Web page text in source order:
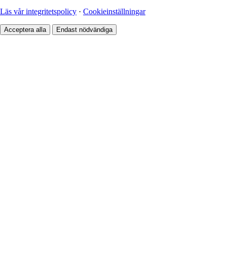
Läs vår integritetspolicy · Cookieinställningar
Acceptera alla Endast nödvändiga